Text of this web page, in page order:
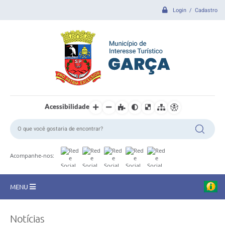
Login / Cadastro
Acessibilidade
Acompanhe-nos:
MENU
CIDADE
Notícias